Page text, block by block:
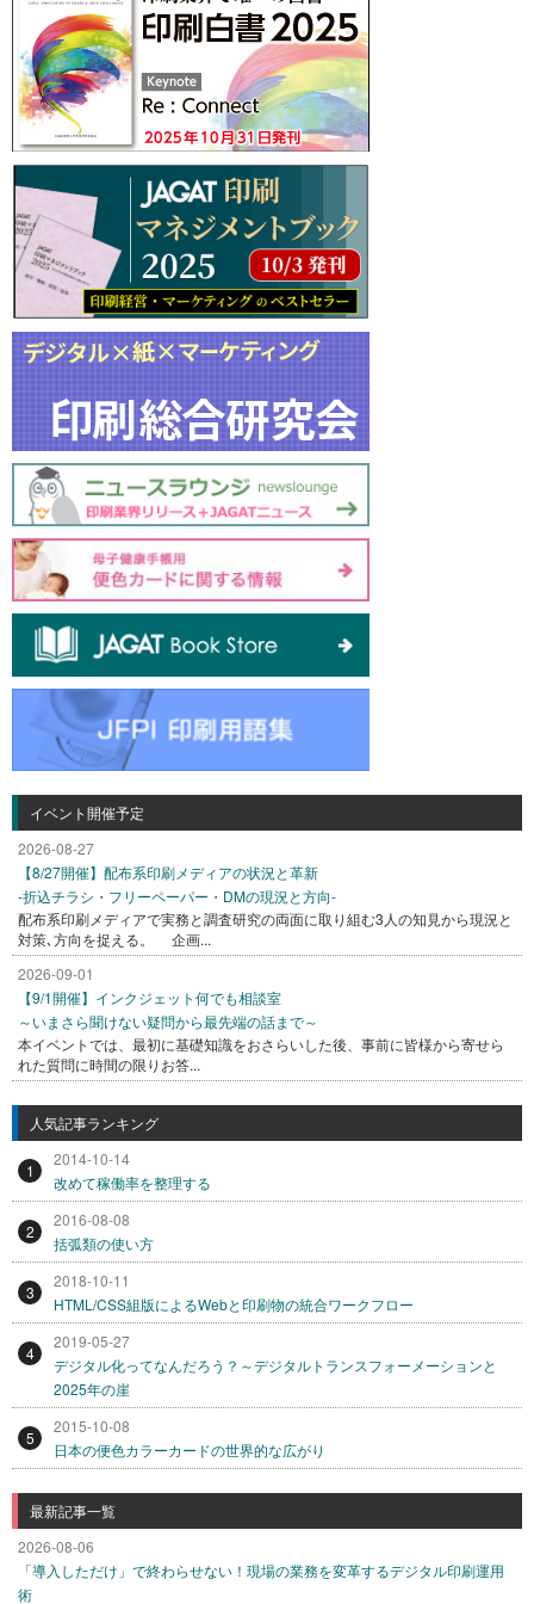
イベント開催予定
2026-08-27
【8/27開催】配布系印刷メディアの状況と革新
-折込チラシ・フリーペーパー・DMの現況と方向-
配布系印刷メディアで実務と調査研究の両面に取り組む3人の知見から現況と
対策､方向を捉える。 企画...
2026-09-01
【9/1開催】インクジェット何でも相談室
～いまさら聞けない疑問から最先端の話まで～
本イベントでは、最初に基礎知識をおさらいした後、事前に皆様から寄せら
れた質問に時間の限りお答...
人気記事ランキング
1
2014-10-14
改めて稼働率を整理する
2
2016-08-08
括弧類の使い方
3
2018-10-11
HTML/CSS組版によるWebと印刷物の統合ワークフロー
4
2019-05-27
デジタル化ってなんだろう？～デジタルトランスフォーメーションと
2025年の崖
5
2015-10-08
日本の便色カラーカードの世界的な広がり
最新記事一覧
2026-08-06
「導入しただけ」で終わらせない！現場の業務を変革するデジタル印刷運用
術